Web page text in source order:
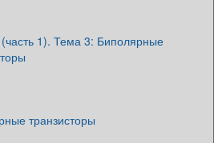
1). Тема 3: Биполярные
транзисторы